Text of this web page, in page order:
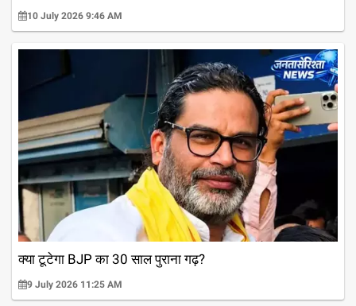
10 July 2026 9:46 AM
क्या टूटेगा BJP का 30 साल पुराना गढ़?
9 July 2026 11:25 AM